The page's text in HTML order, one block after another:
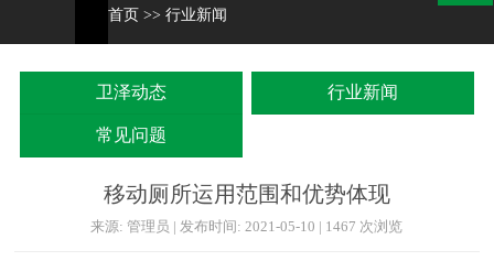
首页 >> 行业新闻
卫泽动态 行业新闻
常见问题
移动厕所运用范围和优势体现
来源: 管理员 | 发布时间: 2021-05-10 | 1467 次浏览